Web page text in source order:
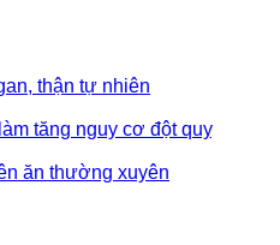
thận tự nhiên
tăng nguy cơ đột quỵ
ăn thường xuyên